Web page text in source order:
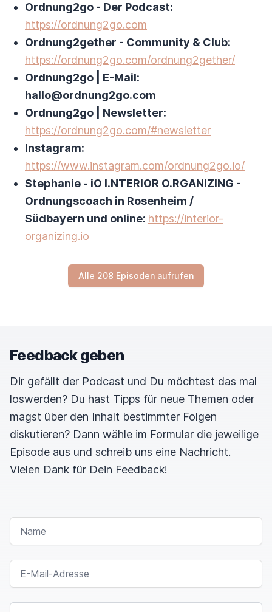
Ordnung2go - Der Podcast:
https://ordnung2go.com
Ordnung2gether - Community & Club:
https://ordnung2go.com/ordnung2gether/
Ordnung2go | E-Mail:
hallo@ordnung2go.com
Ordnung2go | Newsletter:
https://ordnung2go.com/#newsletter
Instagram:
https://www.instagram.com/ordnung2go.io/
Stephanie - iO I.NTERIOR O.RGANIZING -
Ordnungscoach in Rosenheim /
Südbayern und online: https://interior-
organizing.io
Alle 208 Episoden aufrufen
Feedback geben
Dir gefällt der Podcast und Du möchtest das mal
loswerden? Du hast Tipps für neue Themen oder
magst über den Inhalt bestimmter Folgen
diskutieren? Dann wähle im Formular die jeweilige
Episode aus und schreib uns eine Nachricht.
Vielen Dank für Dein Feedback!
NAME
E-MAIL-ADRESSE
NACHRICHT